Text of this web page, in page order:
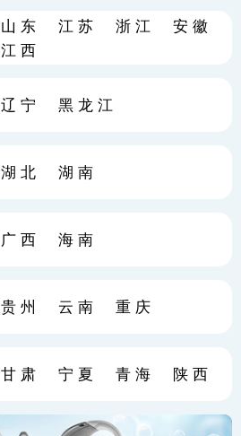
山东 江苏 浙江
安徽
江西
辽宁 黑龙江
湖北 湖南
广西 海南
贵州 云南 重庆
甘肃 宁夏 青海 陕西